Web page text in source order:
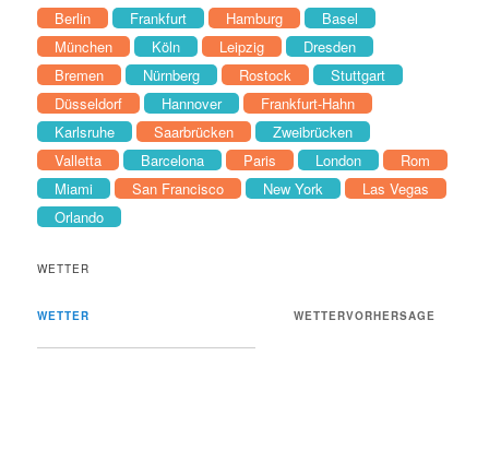
Berlin Frankfurt Hamburg
Basel
München
Köln Leipzig
Dresden
Bremen
Nürnberg Rostock
Stuttgart
Düsseldorf
Hannover
Frankfurt-Hahn
Karlsruhe
Saarbrücken
Zweibrücken
Valletta
Barcelona Paris London
Rom
Miami
San Francisco New York
Las Vegas
Orlando
WETTER
WETTER WETTERVORHERSAGE